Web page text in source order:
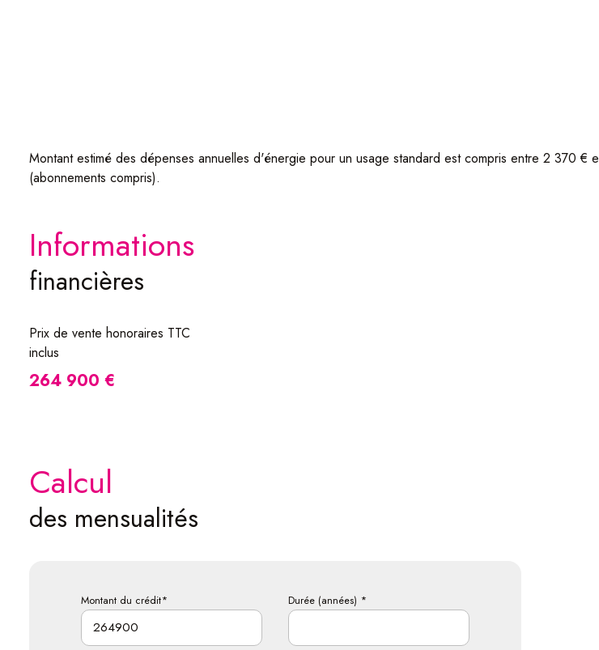
Montant estimé des dépenses annuelles d'énergie pour un usage standard est compris entre 2 370
(abonnements compris).
informations
financières
Prix de vente honoraires TTC
inclus
264 900 €
calcul
des mensualités
Montant du crédit* Durée (années) *